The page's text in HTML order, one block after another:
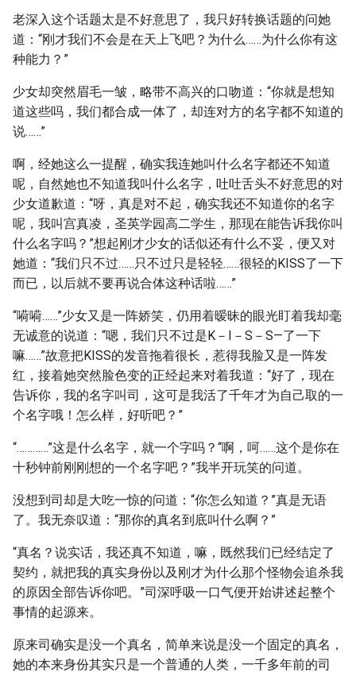
老深入这个话题太是不好意思了，我只好转换话题的问她
道：“刚才我们不会是在天上飞吧？为什么……为什么你有这
种能力？”
少女却突然眉毛一皱，略带不高兴的口吻道：“你就是想知
道这些吗，我们都合成一体了，却连对方的名字都不知道的
说……”
啊，经她这么一提醒，确实我连她叫什么名字都还不知道
呢，自然她也不知道我叫什么名字，吐吐舌头不好意思的对
少女道歉道：“呀，真是对不起，确实我还不知道你的名字
呢，我叫宫真凌，圣英学园高二学生，那现在能告诉我你叫
什么名字吗？”想起刚才少女的话似还有什么不妥，便又对
她道：“我们只不过……只不过只是轻轻……很轻的KISS了一下
而已，以后就不要再说合体这种话啦……”
“嗬嗬……”少女又是一阵娇笑，仍用着暧昧的眼光盯着我却毫
无诚意的说道：“嗯，我们只不过是K－I－S－S—了一下
嘛……”故意把KISS的发音拖着很长，惹得我脸又是一阵发
红，接着她突然脸色变的正经起来对着我道：“好了，现在
告诉你，我的名字叫司，这可是我活了千年才为自己取的一
个名字哦！怎么样，好听吧？”
“…………”这是什么名字，就一个字吗？“啊，呵……这个是你在
十秒钟前刚刚想的一个名字吧？”我半开玩笑的问道。
没想到司却是大吃一惊的问道：“你怎么知道？”真是无语
了。我无奈叹道：“那你的真名到底叫什么啊？”
“真名？说实话，我还真不知道，嘛，既然我们已经结定了
契约，就把我的真实身份以及刚才为什么那个怪物会追杀我
的原因全部告诉你吧。”司深呼吸一口气便开始讲述起整个
事情的起源来。
原来司确实是没一个真名，简单来说是没一个固定的真名，
她的本来身份其实只是一个普通的人类，一千多年前的司